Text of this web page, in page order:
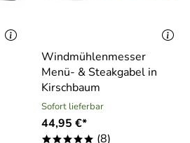
Windmühlenmesser
Menü- & Steakgabel in
Kirschbaum
Sofort lieferbar
44,95 €*
***** (8)